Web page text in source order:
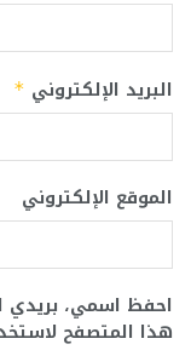
البريد الإلكتروني *
الموقع الإلكتروني
احفظ اسمي، بريدي
هذا المتصفح